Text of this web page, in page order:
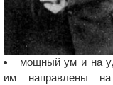
мощный ум и на
им направлены